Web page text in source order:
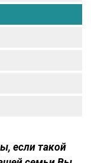
если такой